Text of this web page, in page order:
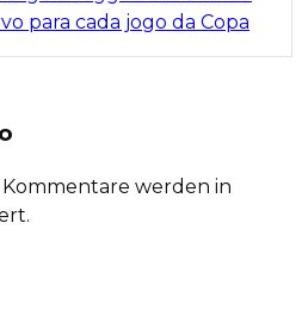
para cada jogo da Copa
werden in